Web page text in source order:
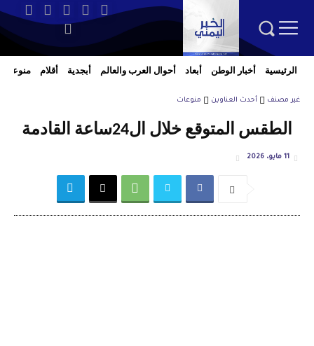
الرئيسية أخبار الوطن أبعاد أحوال العرب والعالم أبجدية أقلام منوعات
غير مصنف أحدث العناوين منوعات
الطقس المتوقع خلال ال24ساعة القادمة
11 مايو، 2026